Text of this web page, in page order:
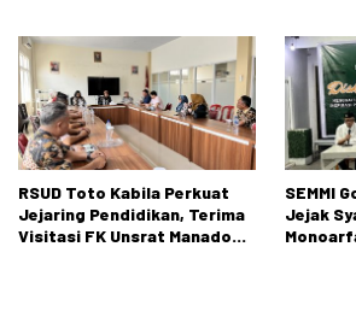
RSUD Toto Kabila Perkuat
Jejaring Pendidikan, Terima
Visitasi FK Unsrat Manado
SEMMI
Jejak